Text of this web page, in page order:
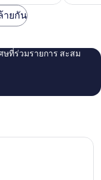
ายกัน
ที่ร่วมรายการ สะสม